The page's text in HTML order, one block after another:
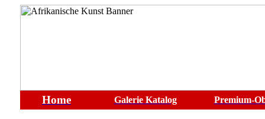
Home Galerie Katalog Premium-